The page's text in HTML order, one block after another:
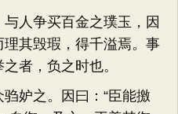
人争买百金之璞玉，因
其毁瑕，得千溢焉。事
者，负之时也。
妒之。因曰：“臣能撽